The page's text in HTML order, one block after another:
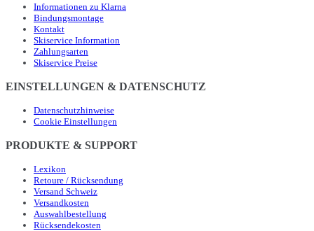
Informationen zu Klarna
Bindungsmontage
Kontakt
Skiservice Information
Zahlungsarten
Skiservice Preise
EINSTELLUNGEN & DATENSCHUTZ
Datenschutzhinweise
Cookie Einstellungen
PRODUKTE & SUPPORT
Lexikon
Retoure / Rücksendung
Versand Schweiz
Versandkosten
Auswahlbestellung
Rücksendekosten